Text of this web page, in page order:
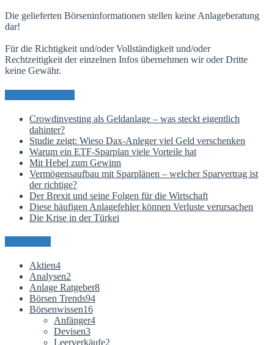
Die gelieferten Börseninformationen stellen keine Anlageberatung
dar!
Für die Richtigkeit und/oder Vollständigkeit und/oder
Rechtzeitigkeit der einzelnen Infos übernehmen wir oder Dritte
keine Gewähr.
Crowdinvesting als Geldanlage – was steckt eigentlich
dahinter?
Studie zeigt: Wieso Dax-Anleger viel Geld verschenken
Warum ein ETF-Sparplan viele Vorteile hat
Mit Hebel zum Gewinn
Vermögensaufbau mit Sparplänen – welcher Sparvertrag ist
der richtige?
Der Brexit und seine Folgen für die Wirtschaft
Diese häufigen Anlagefehler können Verluste verursachen
Die Krise in der Türkei
Aktien4
Analysen2
Anlage Ratgeber8
Börsen Trends94
Börsenwissen16
Anfänger4
Devisen3
Leerverkäufe2